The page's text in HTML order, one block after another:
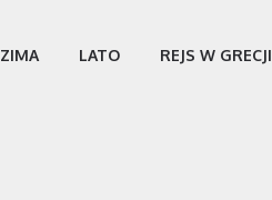
ZIMA LATO REJS W GRECJI